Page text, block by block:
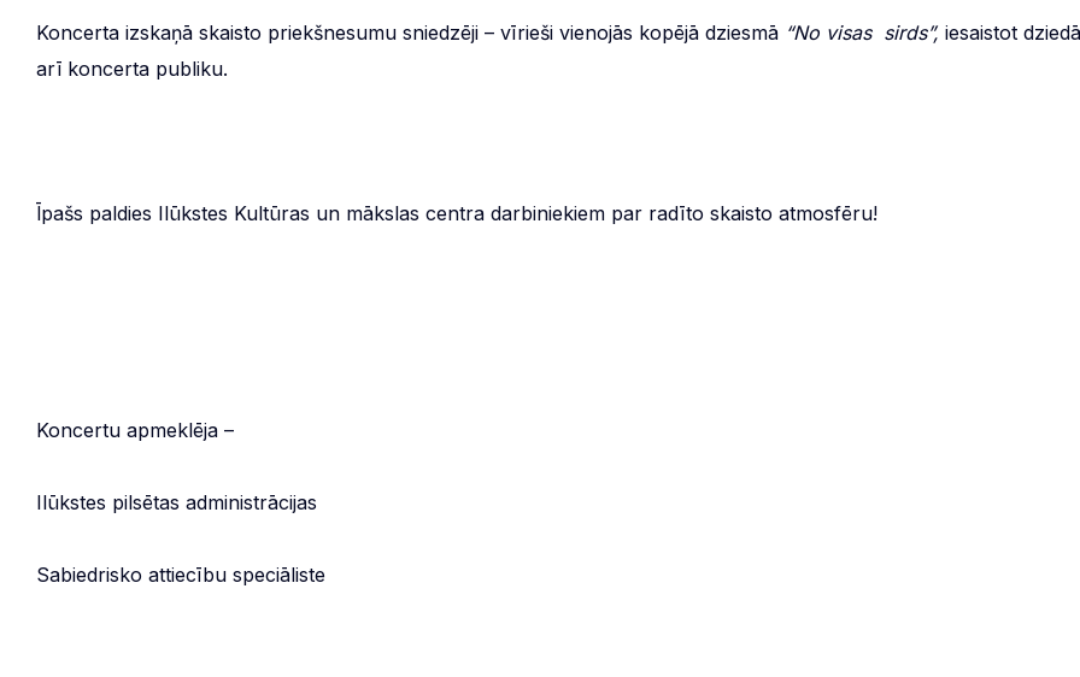
Koncerta izskaņā skaisto priekšnesumu sniedzēji – vīrieši vienojās kopējā dziesmā “No visas sirds”, iesaistot
arī koncerta publiku.
Īpašs paldies Ilūkstes Kultūras un mākslas centra darbiniekiem par radīto skaisto atmosfēru!
Koncertu apmeklēja –
Ilūkstes pilsētas administrācijas
Sabiedrisko attiecību speciāliste